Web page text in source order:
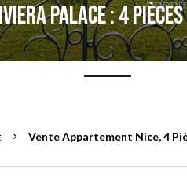
Palace : 4
Vente Appartement Nice, 4